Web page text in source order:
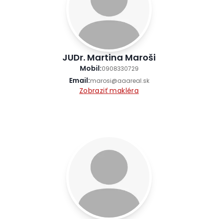
JUDr. Martina Maroši
Mobil:0908330729
Email:marosi@aaareal.sk
Zobraziť makléra